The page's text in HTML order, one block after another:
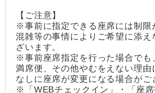
【ご注意】
※事前に指定できる座席には制限
混雑等の事情によりご希望に添え
ざいます。
※事前座席指定を行った場合でも
満席便、その他やむをえない理由
なしに座席が変更になる場合がご
※「WEBチェックイン」・「座